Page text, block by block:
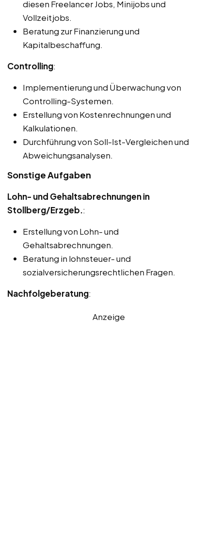
diesen Freelancer Jobs, Minijobs und
Vollzeitjobs.
Beratung zur Finanzierung und
Kapitalbeschaffung.
Controlling:
Implementierung und Überwachung von
Controlling-Systemen.
Erstellung von Kostenrechnungen und
Kalkulationen.
Durchführung von Soll-Ist-Vergleichen und
Abweichungsanalysen.
Sonstige Aufgaben
Lohn- und Gehaltsabrechnungen in
Stollberg/Erzgeb.:
Erstellung von Lohn- und
Gehaltsabrechnungen.
Beratung in lohnsteuer- und
sozialversicherungsrechtlichen Fragen.
Nachfolgeberatung:
Anzeige